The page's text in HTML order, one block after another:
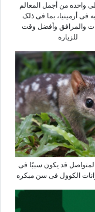
واحده من أجمل المعالم
فی أرمینیا، بما فی ذلک
والمرافق وأفضل وقت
للزیاره
المتواصل قد یکون سببًا فی
الکوول فی سن مبکره